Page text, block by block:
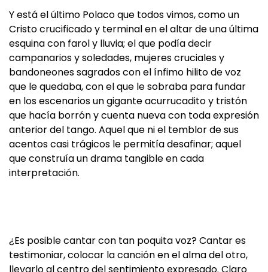
Y está el último Polaco que todos vimos, como un
Cristo crucificado y terminal en el altar de una última
esquina con farol y lluvia; el que podía decir
campanarios y soledades, mujeres cruciales y
bandoneones sagrados con el ínfimo hilito de voz
que le quedaba, con el que le sobraba para fundar
en los escenarios un gigante acurrucadito y tristón
que hacía borrón y cuenta nueva con toda expresión
anterior del tango. Aquel que ni el temblor de sus
acentos casi trágicos le permitía desafinar; aquel
que construía un drama tangible en cada
interpretación.
¿Es posible cantar con tan poquita voz? Cantar es
testimoniar, colocar la canción en el alma del otro,